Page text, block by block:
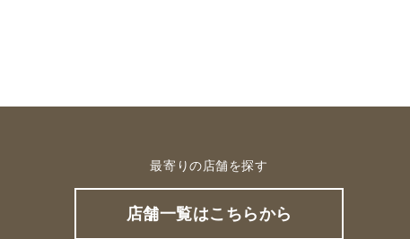
最寄りの店舗を探す
店舗一覧はこちらから